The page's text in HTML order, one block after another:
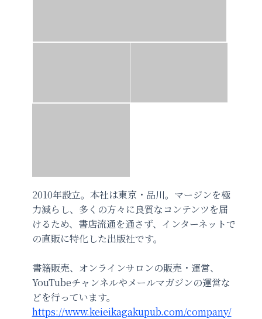
2010年設立。本社は東京・品川。マージンを極
力減らし、多くの方々に良質なコンテンツを届
けるため、書店流通を通さず、インターネットで
の直販に特化した出版社です。
書籍販売、オンラインサロンの販売・運営、
YouTubeチャンネルやメールマガジンの運営な
どを行っています。
https://www.keieikagakupub.com/company/